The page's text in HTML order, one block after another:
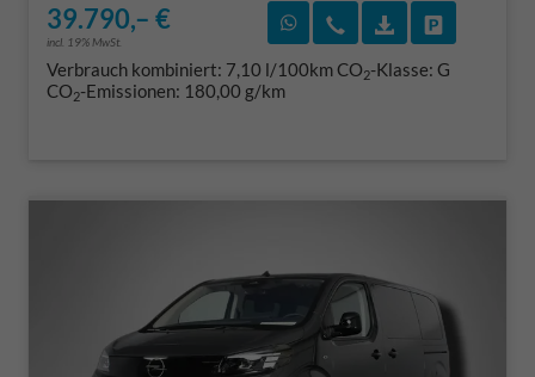
39.790,– €
incl. 19% MwSt.
Rückruf vereinbaren
Wir rufen Sie an
Verbrauch kombiniert: 7,10 l/100kmCO2-Klasse: G
CO2-Emissionen: 180,00 g/km